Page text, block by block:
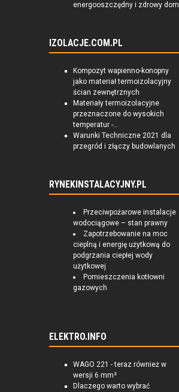
energooszczędny i zdrowy dom
IZOLACJE.COM.PL
Kompozyt wapienno-konopny
jako materiał termoizolacyjny
ścian zewnętrznych
Materiały termoizolacyjne
przeznaczone do wysokich
temperatur -...
Warunki Techniczne 2021 dla
przegród i złączy budowlanych
RYNEKINSTALACYJNY.PL
Przeciwpożarowe instalacje
wodociągowe – stan prawny
Zapotrzebowanie na moc
cieplną i energię użytkową do
podgrzania ciepłej wody
użytkowej
Pomieszczenia kotłowni
gazowych
ELEKTRO.INFO
WAGO 221 - teraz również w
wersji 6 mm²
Dlaczego warto wybrać